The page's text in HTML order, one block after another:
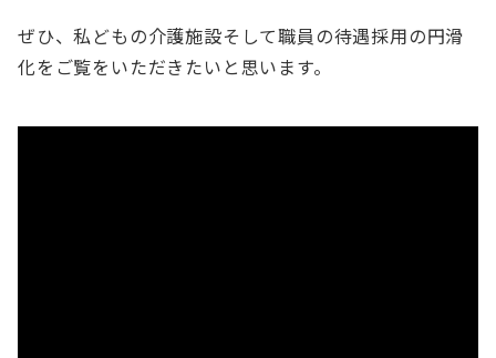
ぜひ、私どもの介護施設そして職員の待遇採用の円滑
化をご覧をいただきたいと思います。